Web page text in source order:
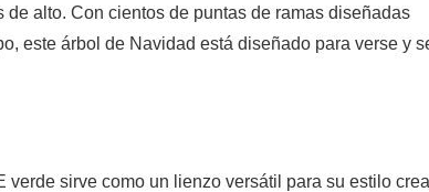
alto. Con cientos de puntas de ramas diseñadas
este árbol de Navidad está diseñado para verse y
sirve como un lienzo versátil para su estilo